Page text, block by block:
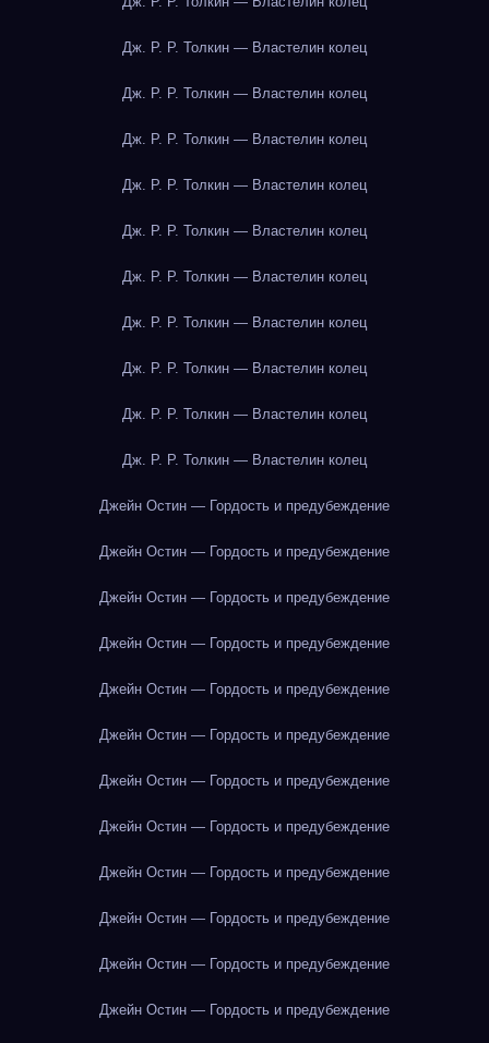
Дж. Р. Р. Толкин — Властелин колец
Дж. Р. Р. Толкин — Властелин колец
Дж. Р. Р. Толкин — Властелин колец
Дж. Р. Р. Толкин — Властелин колец
Дж. Р. Р. Толкин — Властелин колец
Дж. Р. Р. Толкин — Властелин колец
Дж. Р. Р. Толкин — Властелин колец
Дж. Р. Р. Толкин — Властелин колец
Дж. Р. Р. Толкин — Властелин колец
Дж. Р. Р. Толкин — Властелин колец
Джейн Остин — Гордость и предубеждение
Джейн Остин — Гордость и предубеждение
Джейн Остин — Гордость и предубеждение
Джейн Остин — Гордость и предубеждение
Джейн Остин — Гордость и предубеждение
Джейн Остин — Гордость и предубеждение
Джейн Остин — Гордость и предубеждение
Джейн Остин — Гордость и предубеждение
Джейн Остин — Гордость и предубеждение
Джейн Остин — Гордость и предубеждение
Джейн Остин — Гордость и предубеждение
Джейн Остин — Гордость и предубеждение